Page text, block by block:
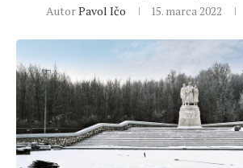
AutorPavol Ičo 15. marca 2022